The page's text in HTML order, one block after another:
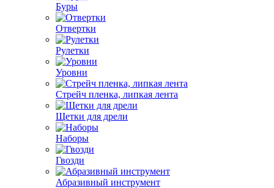
Буры
Отвертки
Рулетки
Уровни
Стрейч пленка, липкая лента
Щетки для дрели
Наборы
Гвозди
Абразивный инструмент